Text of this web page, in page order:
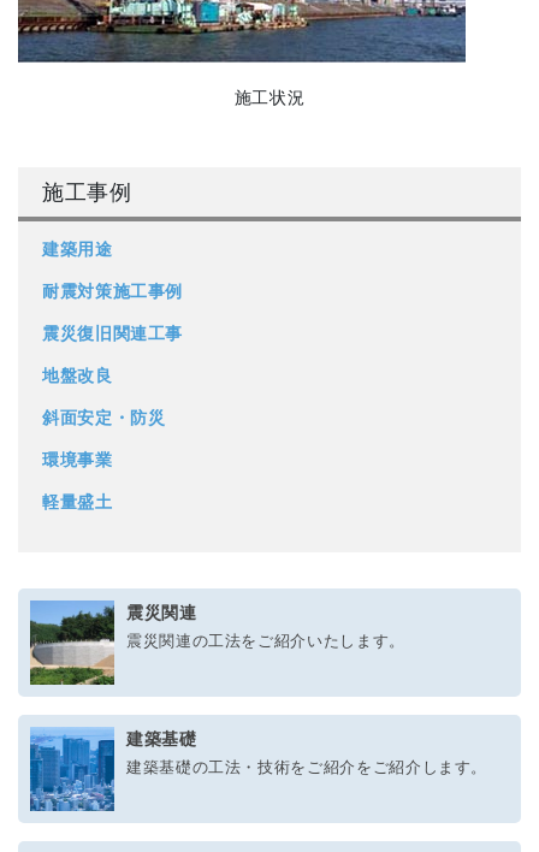
施工状況
施工事例
建築用途
耐震対策施工事例
震災復旧関連工事
地盤改良
斜面安定・防災
環境事業
軽量盛土
震災関連
震災関連の工法をご紹介いたします。
建築基礎
建築基礎の工法・技術をご紹介をご紹介します。